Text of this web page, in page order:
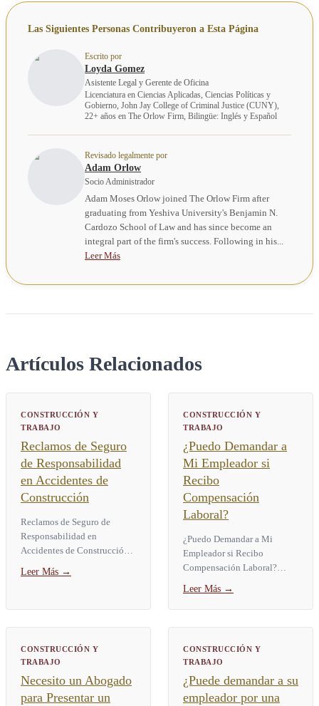
Las Siguientes Personas Contribuyeron a Esta Página
Escrito por
Loyda Gomez
Asistente Legal y Gerente de Oficina
Licenciatura en Ciencias Aplicadas, Ciencias Políticas y
Gobierno, John Jay College of Criminal Justice (CUNY),
22+ años en The Orlow Firm, Bilingüe: Inglés y Español
Revisado legalmente por
Adam Orlow
Socio Administrador
Adam Moses Orlow joined The Orlow Firm after
graduating from Yeshiva University's Benjamin N.
Cardozo School of Law and has since become an
integral part of the firm's success. Following in his...
Leer Más
Artículos Relacionados
CONSTRUCCIÓN Y
TRABAJO
Reclamos de Seguro
de Responsabilidad
en Accidentes de
Construcción
Reclamos de Seguro de
Responsabilidad en
Accidentes de Construcción
responsabilidad en un
Leer Más →
CONSTRUCCIÓN Y
TRABAJO
¿Puedo Demandar a
Mi Empleador si
Recibo
Compensación
Laboral?
¿Puedo Demandar a Mi
Empleador si Recibo
Compensación Laboral?
lesionados se preguntan:
¿puedo demandar a mi
Leer Más →
CONSTRUCCIÓN Y
TRABAJO
Necesito un Abogado
para Presentar un
CONSTRUCCIÓN Y
TRABAJO
¿Puede demandar a su
empleador por una